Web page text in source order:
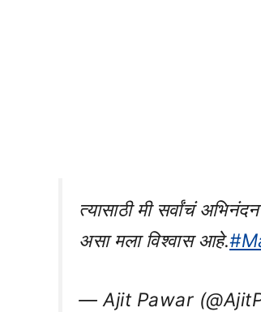
त्यासाठी मी सर्वांचं
असा मला विश्वास आहे.
— Ajit Pawar